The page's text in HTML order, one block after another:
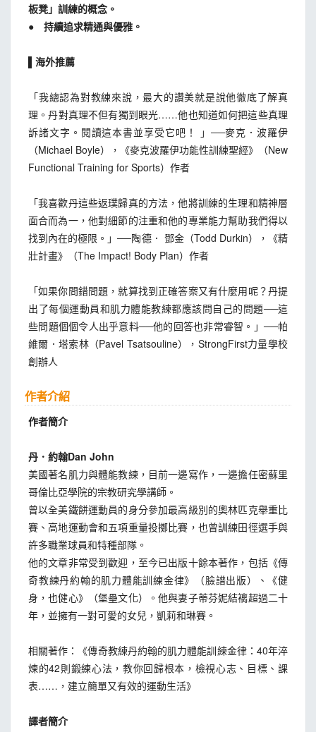
板凳」訓練的概念。
● 持續追求精通與優雅。
▌海外推薦
「我總認為對教練來說，最大的讚美就是說他徹底了解真
理。丹對真理不但有獨到眼光……他也知道如何把這些真理
訴諸文字。閱讀這本書並享受它吧！ 」──麥克．波羅伊
（Michael Boyle），《麥克波羅伊功能性訓練聖經》（New
Functional Training for Sports）作者
「我喜歡丹這些返璞歸真的方法，他將訓練的生理和精神層
面合而為一，他對細節的注重和他的專業能力幫助我們得以
找到內在的極限。」──陶德． 鄧金（Todd Durkin），《精
壯計畫》（The Impact! Body Plan）作者
「如果你問錯問題，就算找到正確答案又有什麼用呢？丹提
出了每個運動員和肌力體能教練都應該問自己的問題──這
些問題個個令人出乎意料──他的回答也非常睿智。」──帕
維爾．塔索林（Pavel Tsatsouline），StrongFirst力量學校
創辦人
作者介紹
作者簡介
丹．約翰Dan John
美國著名肌力與體能教練，目前一邊寫作，一邊擔任密蘇里
哥倫比亞學院的宗教研究學講師。
曾以全美鐵餅運動員的身分參加最高級別的奧林匹克舉重比
賽、高地運動會和五項重量投擲比賽，也曾訓練田徑選手與
許多職業球員和特種部隊。
他的文章非常受到歡迎，至今已出版十餘本著作，包括《傳
奇教練丹約翰的肌力體能訓練金律》（臉譜出版）、《健
身，也健心》（堡壘文化）。他與妻子蒂芬妮結褵超過二十
年，並擁有一對可愛的女兒，凱莉和琳賽。
相關著作：《傳奇教練丹約翰的肌力體能訓練金律：40年淬
煉的42則鍛練心法，教你回歸根本，檢視心志、目標、課
表……，建立簡單又有效的運動生活》
譯者簡介